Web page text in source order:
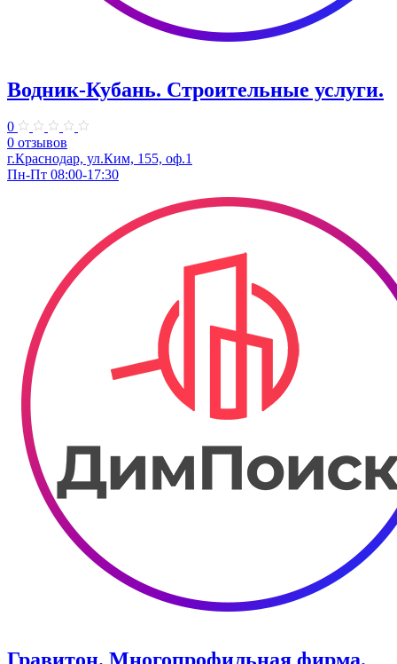
Водник-Кубань. Строительные услуги.
0
0 отзывов
г.Краснодар, ул.Ким, 155, оф.1
Пн-Пт 08:00-17:30